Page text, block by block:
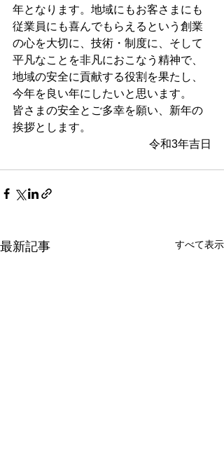
年となります。地域にもお客さまにも
従業員にも喜んでもらえるという創業
の心を大切に、技術・制度に、そして
平凡なことを非凡におこなう精神で、
地域の安全に貢献する役割を果たし、
今年を良い年にしたいと思います。
皆さまの安全とご多幸を願い、新年の
挨拶とします。
令和3年吉日
最新記事 すべて表示